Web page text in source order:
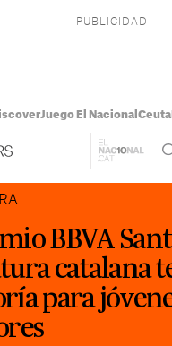
Juego El Nacional Ceuta
BBVA
catalana
para